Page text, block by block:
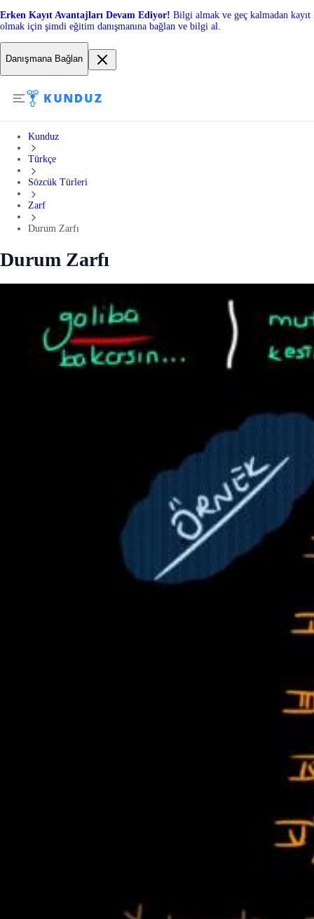
Erken Kayıt Avantajları Devam Ediyor! Bilgi almak ve geç kalmadan kayıt
olmak için şimdi eğitim danışmanına bağlan ve bilgi al.
Danışmana Bağlan
Kunduz
Türkçe
Sözcük Türleri
Zarf
Durum Zarfı
Durum Zarfı